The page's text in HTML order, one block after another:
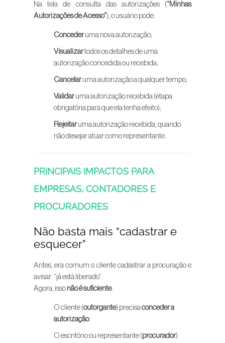
Na tela de consulta das autorizações (“Minhas
Autorizações de Acesso”), o usuário pode:
Concederuma nova autorização;
Visualizartodos os detalhes de uma
autorização concedida ou recebida;
Cancelaruma autorização a qualquer tempo;
Validaruma autorização recebida (etapa
obrigatória para que ela tenha efeito);
Rejeitaruma autorização recebida, quando
não desejar atuar como representante.
PRINCIPAIS IMPACTOS PARA
EMPRESAS, CONTADORES E
PROCURADORES
Não basta mais “cadastrar e
esquecer”
Antes, era comum o cliente cadastrar a procuração e
avisar: “já está liberado”.
Agora, isso não é suficiente:
O cliente (outorgante) precisaconceder a
autorização;
O escritório ou representante (procurador)